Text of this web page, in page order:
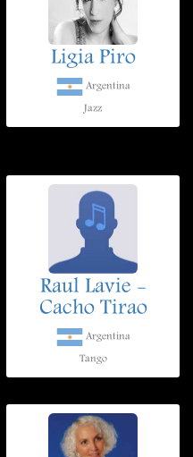
Ligia Piro
Argentina
Jazz
Raul Lavie -
Cacho Tirao
Argentina
Tango